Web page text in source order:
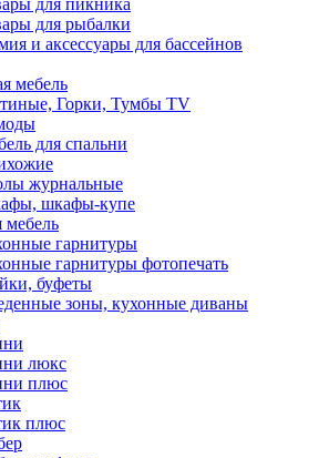
для рыбалки
и аксессуары для бассейнов
мебель
Горки, Тумбы TV
для спальни
журнальные
шкафы-купе
мебель
гарнитуры
гарнитуры фотопечать
буфеты
зоны, кухонные диваны
люкс
плюс
плюс